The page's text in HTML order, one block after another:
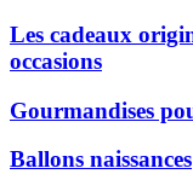
Les cadeaux
occasions
Gourmandises
Ballons naissances